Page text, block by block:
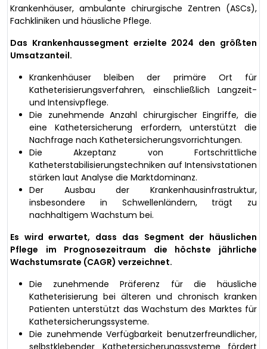
Krankenhäuser, ambulante chirurgische Zentren (ASCs),
Fachkliniken und häusliche Pflege.
Das Krankenhaussegment erzielte 2024 den größten
Umsatzanteil.
Krankenhäuser bleiben der primäre Ort für
Katheterisierungsverfahren, einschließlich Langzeit-
und Intensivpflege.
Die zunehmende Anzahl chirurgischer Eingriffe, die
eine Kathetersicherung erfordern, unterstützt die
Nachfrage nach Kathetersicherungsvorrichtungen.
Die Akzeptanz von Fortschrittliche
Katheterstabilisierungstechniken auf Intensivstationen
stärken laut Analyse die Marktdominanz.
Der Ausbau der Krankenhausinfrastruktur,
insbesondere in Schwellenländern, trägt zu
nachhaltigem Wachstum bei.
Es wird erwartet, dass das Segment der häuslichen
Pflege im Prognosezeitraum die höchste jährliche
Wachstumsrate (CAGR) verzeichnet.
Die zunehmende Präferenz für die häusliche
Katheterisierung bei älteren und chronisch kranken
Patienten unterstützt das Wachstum des Marktes für
Kathetersicherungssysteme.
Die zunehmende Verfügbarkeit benutzerfreundlicher,